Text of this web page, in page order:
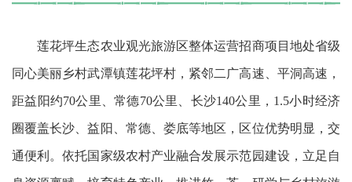
莲花坪生态农业观光旅游区整体运营招商项目地处省级
同心美丽乡村武潭镇莲花坪村，紧邻二广高速、平洞高速，
距益阳约70公里、常德70公里、长沙140公里，1.5小时经济
圈覆盖长沙、益阳、常德、娄底等地区，区位优势明显，交
通便利。依托国家级农村产业融合发展示范园建设，立足自